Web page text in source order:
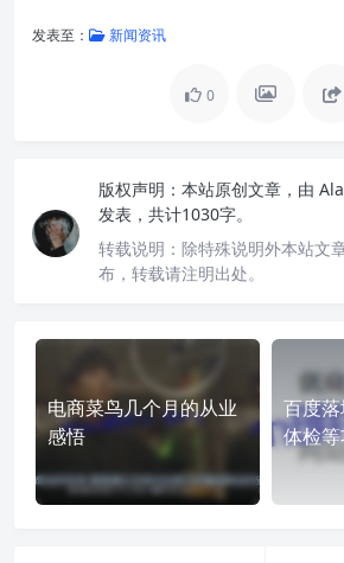
发表至： 新闻资讯
0
版权声明： 本站原创文章，由
发表，共计1030字。
转载说明： 除特殊说明外本站文
布，转载请注明出处。
电商菜鸟几个月的从业
感悟
百度
体检